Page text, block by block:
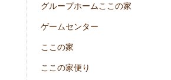
グループホームここの家
ゲームセンター
ここの家
ここの家便り